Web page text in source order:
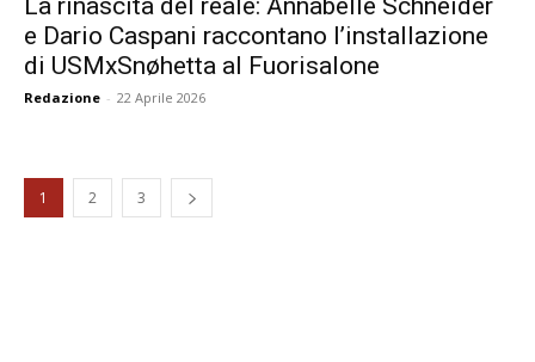
e Dario Caspani raccontano l’installazione
di USMxSnøhetta al Fuorisalone
Redazione - 22 Aprile 2026
1 2 3